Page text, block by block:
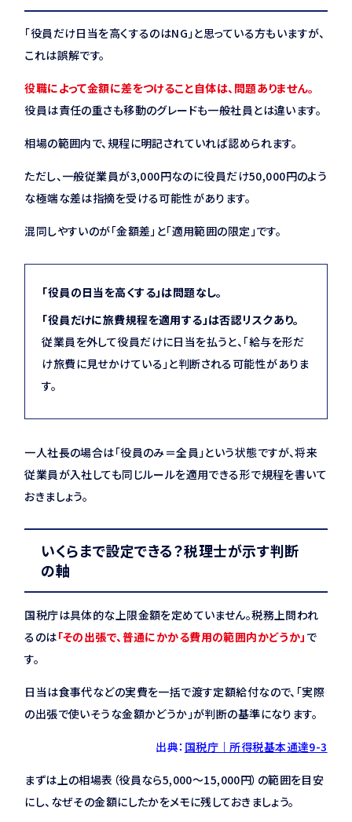
「役員だけ日当を高くするのはNG」と思っている方もいますが、
これは誤解です。
役職によって金額に差をつけること自体は、問題ありません。
役員は責任の重さも移動のグレードも一般社員とは違います。
相場の範囲内で、規程に明記されていれば認められます。
ただし、一般従業員が3,000円なのに役員だけ50,000円のよう
な極端な差は指摘を受ける可能性があります。
混同しやすいのが「金額差」と「適用範囲の限定」です。
「役員の日当を高くする」は問題なし。
「役員だけに旅費規程を適用する」は否認リスクあり。
従業員を外して役員だけに日当を払うと、「給与を形だ
け旅費に見せかけている」と判断される可能性がありま
す。
一人社長の場合は「役員のみ＝全員」という状態ですが、将来
従業員が入社しても同じルールを適用できる形で規程を書いて
おきましょう。
いくらまで設定できる？税理士が示す判断
の軸
国税庁は具体的な上限金額を定めていません。税務上問われ
るのは「その出張で、普通にかかる費用の範囲内かどうか」 で
す。
日当は食事代などの実費を一括で渡す定額給付なので、「実際
の出張で使いそうな金額かどうか」が判断の基準になります。
出典： 国税庁｜所得税基本通達9-3
まずは上の相場表（役員なら5,000〜15,000円）の範囲を目安
にし、なぜその金額にしたかをメモに残しておきましょう。